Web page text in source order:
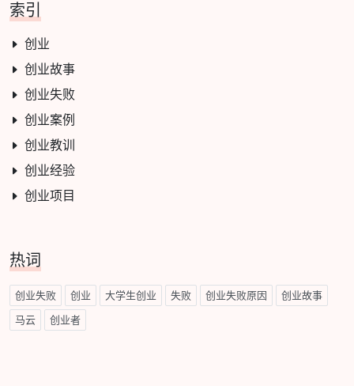
索引
创业
创业故事
创业失败
创业案例
创业教训
创业经验
创业项目
热词
创业失败 创业 大学生创业 失败 创业失败原因 创业故事
马云 创业者